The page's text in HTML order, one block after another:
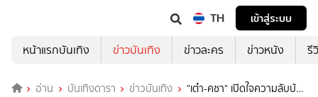
TH
เข้าสู่ระบบ
หน้าแรกบันเทิง
ข่าวบันเทิง ข่าวละคร ข่าวหนัง รี
อ่าน บันเทิงดารา ข่าวบันเทิง
"เต๋า-คชา" เปิดใจความลับบ้าน